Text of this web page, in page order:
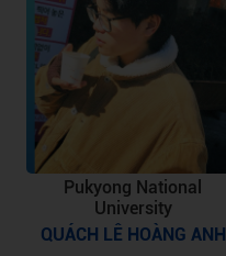
Pukyong National
University
QUÁCH LÊ HOÀNG ANH